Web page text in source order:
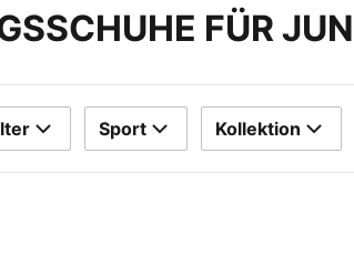
FÜR
Sport Kollektion